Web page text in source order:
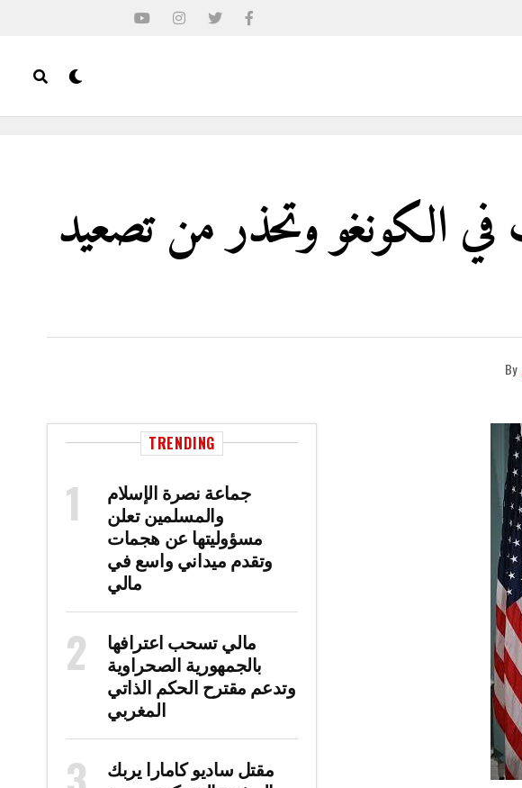
في الكونغو وتحذر من تصعيد
By
TRENDING
جماعة نصرة الإسلام
والمسلمين تعلن
مسؤوليتها عن هجمات
وتقدم ميداني واسع في
مالي
مالي تسحب اعترافها
بالجمهورية الصحراوية
وتدعم مقترح الحكم الذاتي
المغربي
مقتل ساديو كامارا يربك